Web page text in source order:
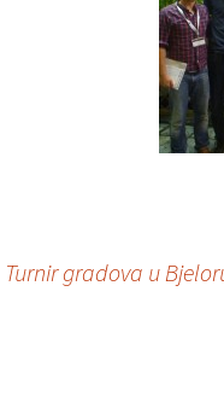
Turnir gradova u